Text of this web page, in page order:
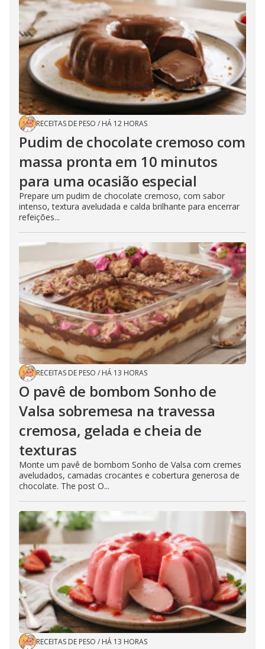
RECEITAS DE PESO / HÁ 12 HORAS
Pudim de chocolate cremoso com
massa pronta em 10 minutos
para uma ocasião especial
Prepare um pudim de chocolate cremoso, com sabor
intenso, textura aveludada e calda brilhante para encerrar
refeições...
RECEITAS DE PESO / HÁ 13 HORAS
O pavê de bombom Sonho de
Valsa sobremesa na travessa
cremosa, gelada e cheia de
texturas
Monte um pavê de bombom Sonho de Valsa com cremes
aveludados, camadas crocantes e cobertura generosa de
chocolate. The post O...
RECEITAS DE PESO / HÁ 13 HORAS